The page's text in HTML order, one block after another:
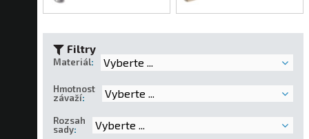
Filtry
Materiál: Vyberte ...
Hmotnost
závaží: Vyberte ...
Rozsah
sady: Vyberte ...